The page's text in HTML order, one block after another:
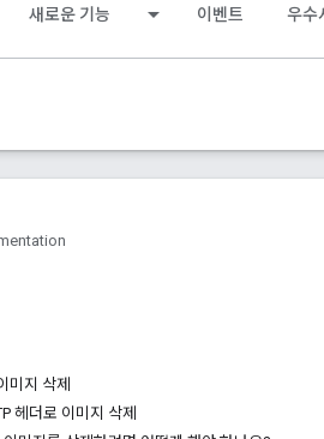
새로운 기능 이벤트 우수
미지 삭제
헤더로 이미지 삭제